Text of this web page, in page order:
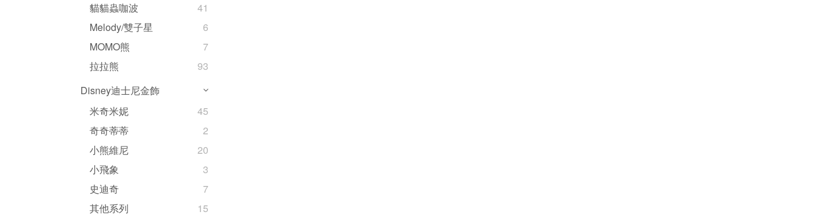
貓貓蟲咖波
41
Melody/雙子星
6
MOMO熊
7
拉拉熊
93
Disney迪士尼金飾
米奇米妮
45
奇奇蒂蒂
2
小熊維尼
20
小飛象
3
史迪奇
7
其他系列
15